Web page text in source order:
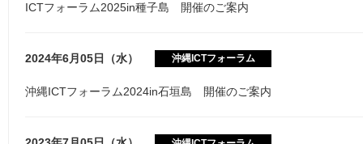
ICTフォーラム2025in種子島 開催のご案内
2024年6月05日（水） 沖縄ICTフォーラム
沖縄ICTフォーラム2024in石垣島 開催のご案内